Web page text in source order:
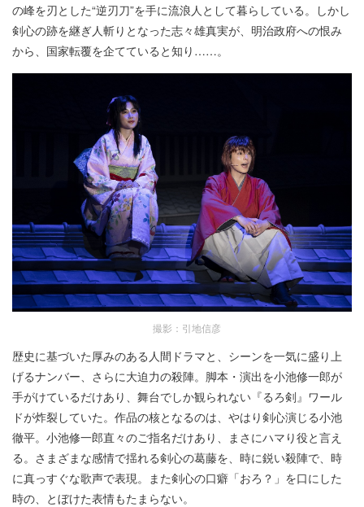
の峰を刃とした“逆刃刀”を手に流浪人として暮らしている。しかし
剣心の跡を継ぎ人斬りとなった志々雄真実が、明治政府への恨み
から、国家転覆を企てていると知り……。
撮影：引地信彦
歴史に基づいた厚みのある人間ドラマと、シーンを一気に盛り上
げるナンバー、さらに大迫力の殺陣。脚本・演出を小池修一郎が
手がけているだけあり、舞台でしか観られない『るろ剣』ワール
ドが炸裂していた。作品の核となるのは、やはり剣心演じる小池
徹平。小池修一郎直々のご指名だけあり、まさにハマり役と言え
る。さまざまな感情で揺れる剣心の葛藤を、時に鋭い殺陣で、時
に真っすぐな歌声で表現。また剣心の口癖「おろ？」を口にした
時の、とぼけた表情もたまらない。